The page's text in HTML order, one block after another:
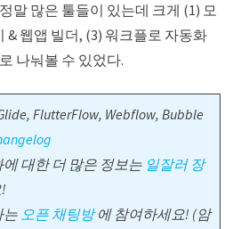
말 많은 툴들이 있는데 크게 (1) 모
& 웹앱 빌더, (3) 워크플로 자동화
나눠볼 수 있었다.
FlutterFlow, Webflow, Bubble
대한 더 많은 정보는 일잘러 장
는 오픈 채팅방에 참여하세요! (암